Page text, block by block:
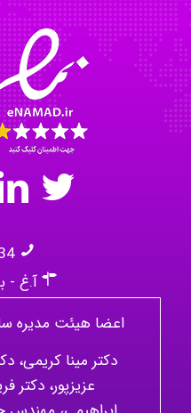
آ.غ -
اعضا هیئت مدیره
دکتر مینا کریمی،
عزیزپور، دکتر